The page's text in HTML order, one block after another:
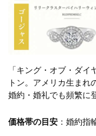
「キング・オブ・ダ
トン。アメリカ生まれ
婚約・婚礼でも頻繁に
価格帯の目安 ：婚約指